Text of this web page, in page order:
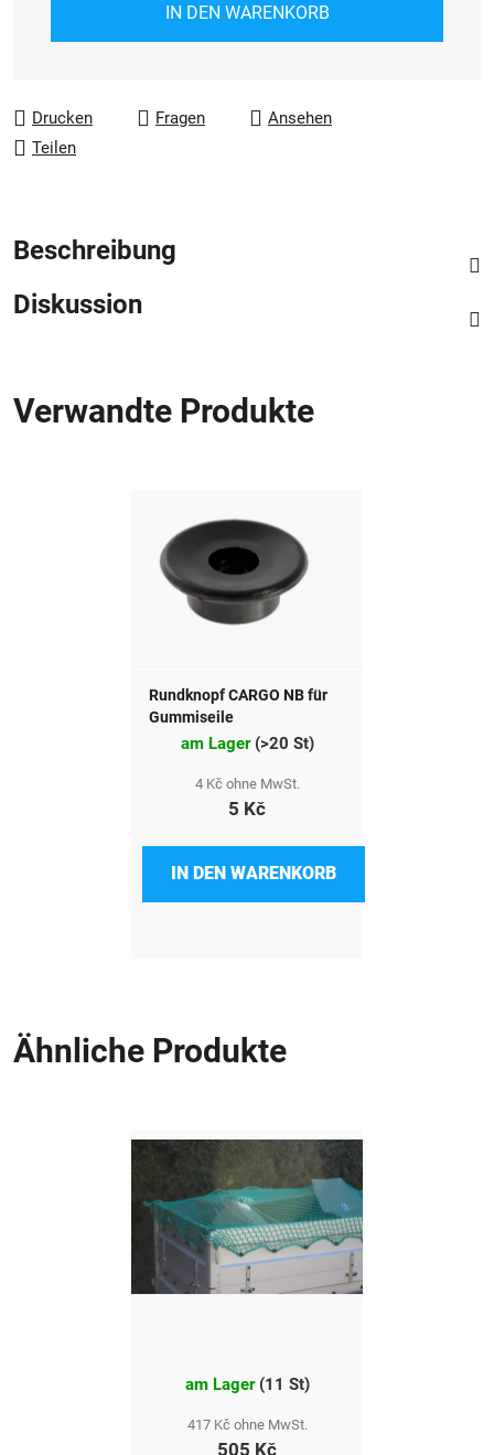
IN DEN WARENKORB
Drucken Fragen
Ansehen
Teilen
Beschreibung
Diskussion
Verwandte Produkte
Rundknopf CARGO NB für
Gummiseile
am Lager (>20 St)
4 Kč ohne MwSt.
5 Kč
IN DEN WARENKORB
Ähnliche Produkte
am Lager (11 St)
417 Kč ohne MwSt.
505 Kč